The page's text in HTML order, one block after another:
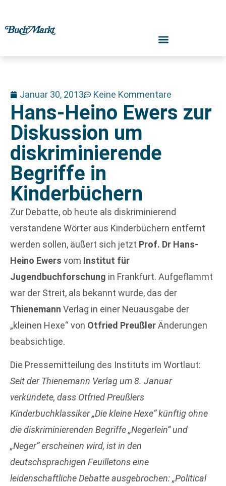
Januar 30, 2013 Keine Kommentare
Hans-Heino Ewers zur
Diskussion um
diskriminierende
Begriffe in
Kinderbüchern
Zur Debatte, ob heute als diskriminierend
verstandene Wörter aus Kinderbüchern entfernt
werden sollen, äußert sich jetzt Prof. Dr Hans-
Heino Ewers vom Institut für
Jugendbuchforschung in Frankfurt. Aufgeflammt
war der Streit, als bekannt wurde, das der
Thienemann Verlag in einer Neuausgabe der
„kleinen Hexe“ von Otfried PreußlerÄnderungen
beabsichtige.
Die Pressemitteilung des Instituts im Wortlaut:
Seit der Thienemann Verlag um 8. Januar
verkündete, dass Otfried Preußlers
Kinderbuchklassiker „Die kleine Hexe“ künftig ohne
die diskriminierenden Begriffe „Negerlein“ und
„Neger“ erscheinen wird, ist in den
deutschsprachigen Feuilletons eine
leidenschaftliche Debatte ausgebrochen: „Political